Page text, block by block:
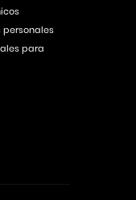
para